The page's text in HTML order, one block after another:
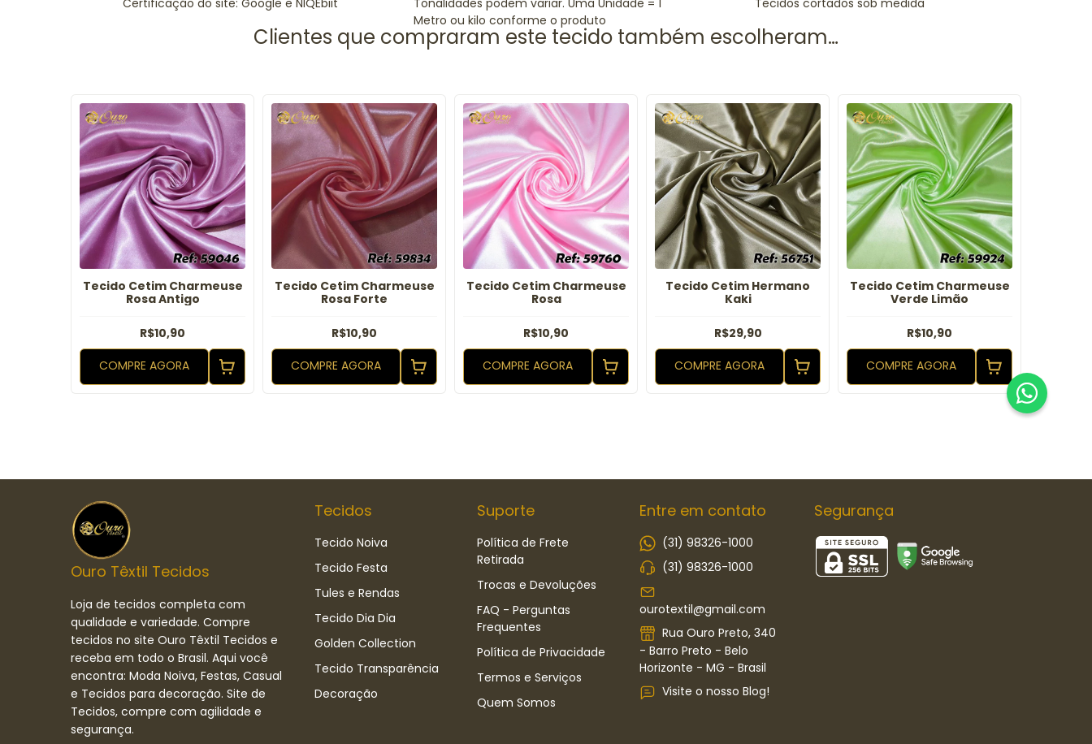
Metro ou kilo conforme o produto
Tecido Cetim Charmeuse
Rosa Antigo
R$10,90
COMPRE AGORA
Tecido Cetim Charmeuse
Rosa Forte
R$10,90
COMPRE AGORA
Tecido Cetim Charmeuse
Rosa
R$10,90
COMPRE AGORA
Tecido Cetim Hermano
Kaki
R$29,90
COMPRE AGORA
Tecido Cetim Charmeuse
Verde Limão
R$10,90
COMPRE AGORA
Ouro Têxtil Tecidos
Loja de tecidos completa com
qualidade e variedade. Compre
tecidos no site Ouro Têxtil Tecidos e
receba em todo o Brasil. Aqui você
encontra: Moda Noiva, Festas, Casual
e Tecidos para decoração. Site de
Tecidos, compre com agilidade e
segurança.
Tecidos
Tecido Noiva
Tecido Festa
Tules e Rendas
Tecido Dia Dia
Golden Collection
Tecido Transparência
Decoração
Suporte
Política de Frete
Retirada
Trocas e Devoluções
FAQ - Perguntas
Frequentes
Política de Privacidade
Termos e Serviços
Quem Somos
Entre em contato
(31) 98326-1000
(31) 98326-1000
ourotextil@gmail.com
Rua Ouro Preto, 340
- Barro Preto - Belo
Horizonte - MG - Brasil
Visite o nosso Blog!
Segurança